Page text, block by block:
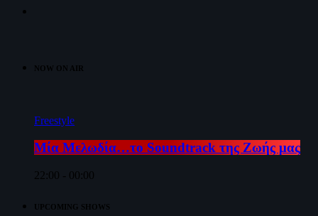
NOW ON AIR
Freestyle
Μία Μελωδία…το Soundtrack της Ζωής μας
22:00 - 00:00
UPCOMING SHOWS